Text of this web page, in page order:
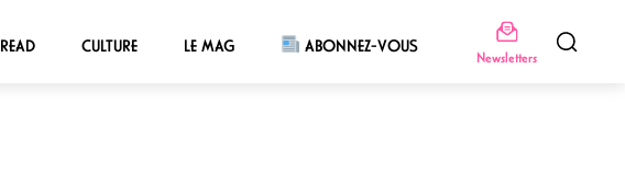
CULTURE LE MAG ABONNEZ-VOUS
Newsletters